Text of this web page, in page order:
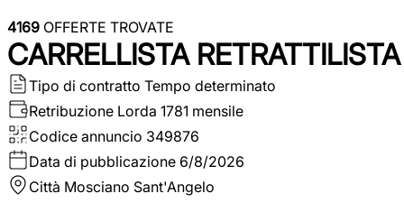
4169 OFFERTE TROVATE
CARRELLISTA RETRATTILISTA
Tipo di contratto Tempo determinato
Retribuzione Lorda 1781 mensile
Codice annuncio 349876
Data di pubblicazione 6/8/2026
Città Mosciano Sant'Angelo